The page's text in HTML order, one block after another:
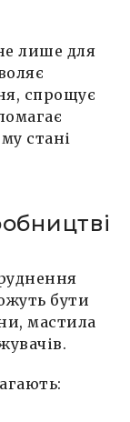
лише для
спрощує
стані
бути
мастила